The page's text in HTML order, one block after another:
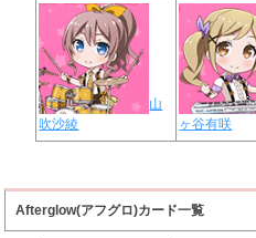
山
吹沙綾
ヶ谷有咲
Afterglow(アフグロ)カード一覧